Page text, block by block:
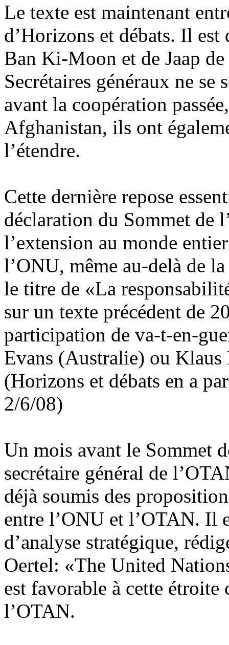
Le texte est maintenant
d’Horizons et débats. Il est
Ban Ki-Moon et de Jaap
Secrétaires généraux ne se
avant la coopération
Afghanistan, ils ont
l’étendre.
Cette dernière repose
déclaration du Sommet de
l’extension au monde
l’ONU, même au-delà de
le titre de «La
sur un texte précédent de
participation de va-t-en-
Evans (Australie) ou
(Horizons et débats en a
2/6/08)
Un mois avant le Sommet
secrétaire général de
déjà soumis des
entre l’ONU et l’OTAN. Il
d’analyse stratégique,
Oertel: «The United
est favorable à cette
l’OTAN.